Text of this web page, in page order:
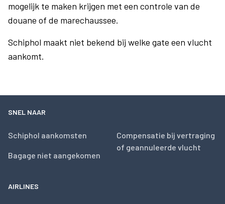
mogelijk te maken krijgen met een controle van de
douane of de marechaussee.
Schiphol maakt niet bekend bij welke gate een vlucht
aankomt.
SNEL NAAR
Schiphol aankomsten
Bagage niet aangekomen
Compensatie bij vertraging
of geannuleerde vlucht
AIRLINES